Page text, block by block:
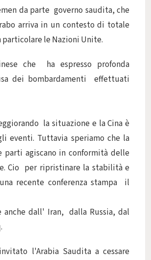
da parte governo saudita, che
arriva in un contesto di totale
le Nazioni Unite.
che ha espresso profonda
dei bombardamenti effettuati
la situazione e la Cina è
eventi. Tuttavia speriamo che la
agiscano in conformità delle
Cio per ripristinare la stabilità e
recente conferenza stampa il
anche dall' Iran, dalla Russia, dal
l'Arabia Saudita a cessare